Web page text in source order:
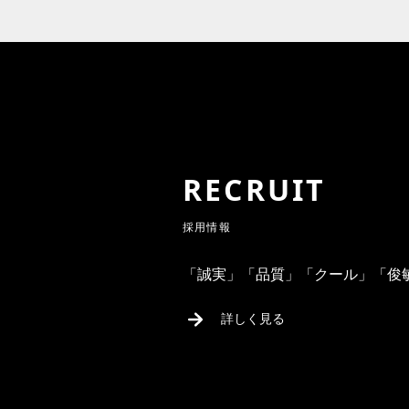
RECRUIT
採用情報
「誠実」「品質」「クール」「俊
詳しく見る